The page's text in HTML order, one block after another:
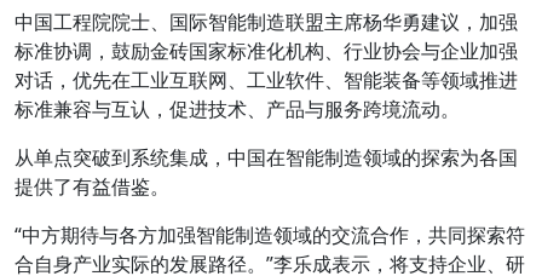
中国工程院院士、国际智能制造联盟主席杨华勇建议，加强
标准协调，鼓励金砖国家标准化机构、行业协会与企业加强
对话，优先在工业互联网、工业软件、智能装备等领域推进
标准兼容与互认，促进技术、产品与服务跨境流动。
从单点突破到系统集成，中国在智能制造领域的探索为各国
提供了有益借鉴。
“中方期待与各方加强智能制造领域的交流合作，共同探索符
合自身产业实际的发展路径。”李乐成表示，将支持企业、研